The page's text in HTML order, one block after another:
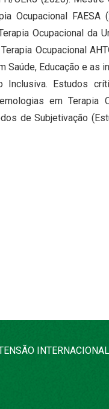
Ocupacional
Ocupacional da
Ocupacional
Educação e as
Inclusiva. Estudos
em Terapia
de Subjetivação